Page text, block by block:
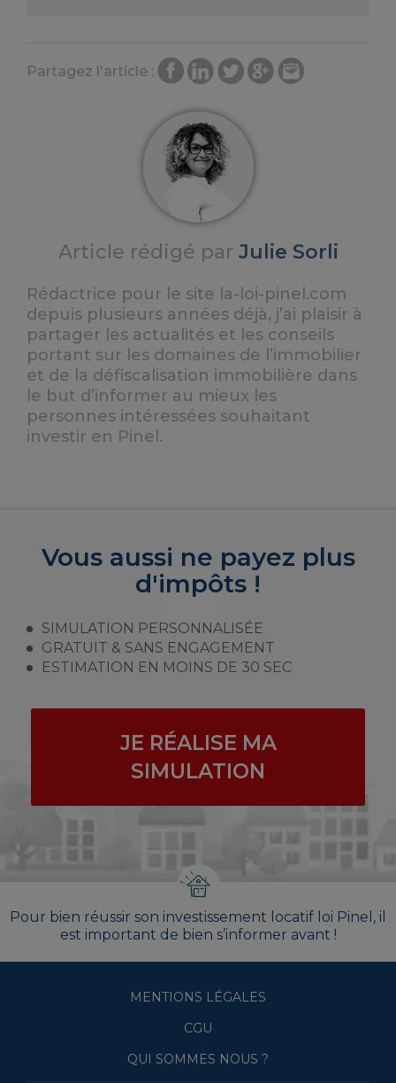
Partagez l'article :
Article rédigé par Julie Sorli
Rédactrice pour le site la-loi-pinel.com
depuis plusieurs années déjà, j’ai plaisir à
partager les actualités et les conseils
portant sur les domaines de l’immobilier
et de la défiscalisation immobilière dans
le but d’informer au mieux les
personnes intéressées souhaitant
investir en Pinel.
Vous aussi ne payez plus
d'impôts !
SIMULATION PERSONNALISÉE
GRATUIT & SANS ENGAGEMENT
ESTIMATION EN MOINS DE 30 SEC
JE RÉALISE MA
SIMULATION
Pour bien réussir son investissement locatif loi Pinel, il
est important de bien s’informer avant !
MENTIONS LÉGALES
CGU
QUI SOMMES NOUS ?